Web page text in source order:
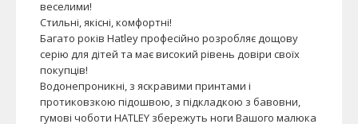
веселими!
Стильні, якісні, комфортні!
Багато років Hatley професійно розробляє дощову
серію для дітей та має високий рівень довіри своїх
покупців!
Водонепроникні, з яскравими принтами і
протиковзкою підошвою, з підкладкою з бавовни,
гумові чоботи HATLEY збережуть ноги Вашого малюка